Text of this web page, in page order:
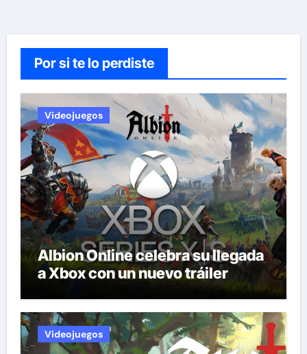
Por si te lo perdiste
Videojuegos
Albion Online celebra su llegada
a Xbox con un nuevo tráiler
Videojuegos